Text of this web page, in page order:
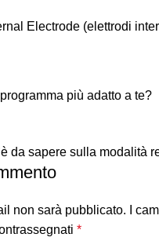
Electrode (elettrodi
più adatto a te?
da sapere sulla modalità
non sarà pubblicato.
I
*